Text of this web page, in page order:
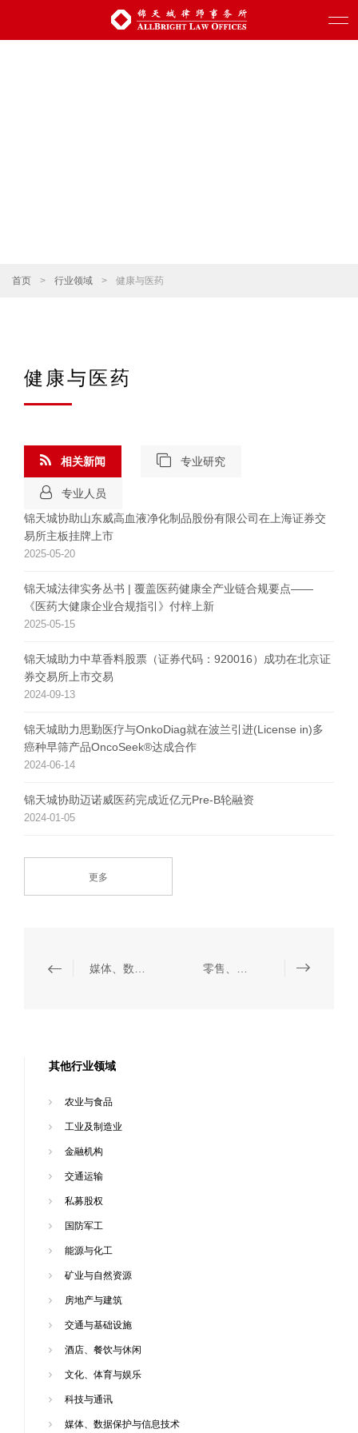
首页 > 行业领域 > 健康与医药
健康与医药
相关新闻
锦天城协助山东威高血液净化制品股份有限公司在上海证券交
易所主板挂牌上市
2025-05-20
锦天城法律实务丛书 | 覆盖医药健康全产业链合规要点——
《医药大健康企业合规指引》付梓上新
2025-05-15
锦天城助力中草香料股票（证券代码：920016）成功在北京证
券交易所上市交易
2024-09-13
锦天城助力思勤医疗与OnkoDiag就在波兰引进(License in)多
癌种早筛产品OncoSeek®达成合作
2024-06-14
锦天城协助迈诺威医药完成近亿元Pre-B轮融资
2024-01-05
更多
专业研究
专业人员
其他行业领域
农业与食品
工业及制造业
金融机构
交通运输
私募股权
国防军工
能源与化工
矿业与自然资源
房地产与建筑
交通与基础设施
酒店、餐饮与休闲
文化、体育与娱乐
科技与通讯
媒体、数据保护与信息技术